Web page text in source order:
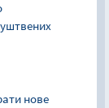
нове